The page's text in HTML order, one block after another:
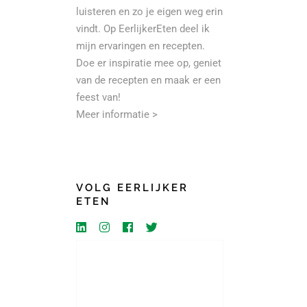
luisteren en zo je eigen weg erin
vindt. Op EerlijkerEten deel ik
mijn ervaringen en recepten.
Doe er inspiratie mee op, geniet
van de recepten en maak er een
feest van!
Meer informatie >
VOLG EERLIJKER
ETEN